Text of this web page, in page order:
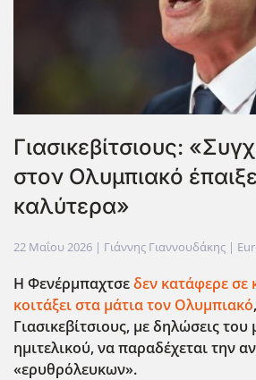
Γιασικεβίτσιους:
στον Ολυμπιακό
καλύτερα»
22 Μαΐου 2026 | Γιάννης Γιαννουδάκης |
Η Φενέρμπαχτσεδεν κατάφερε σε
κοιτάξει στα μάτια τον Ολυμπιακό
Γιασικεβίτσιους, με δηλώσεις
ημιτελικού, να παραδέχεται την
«ερυθρόλευκων».